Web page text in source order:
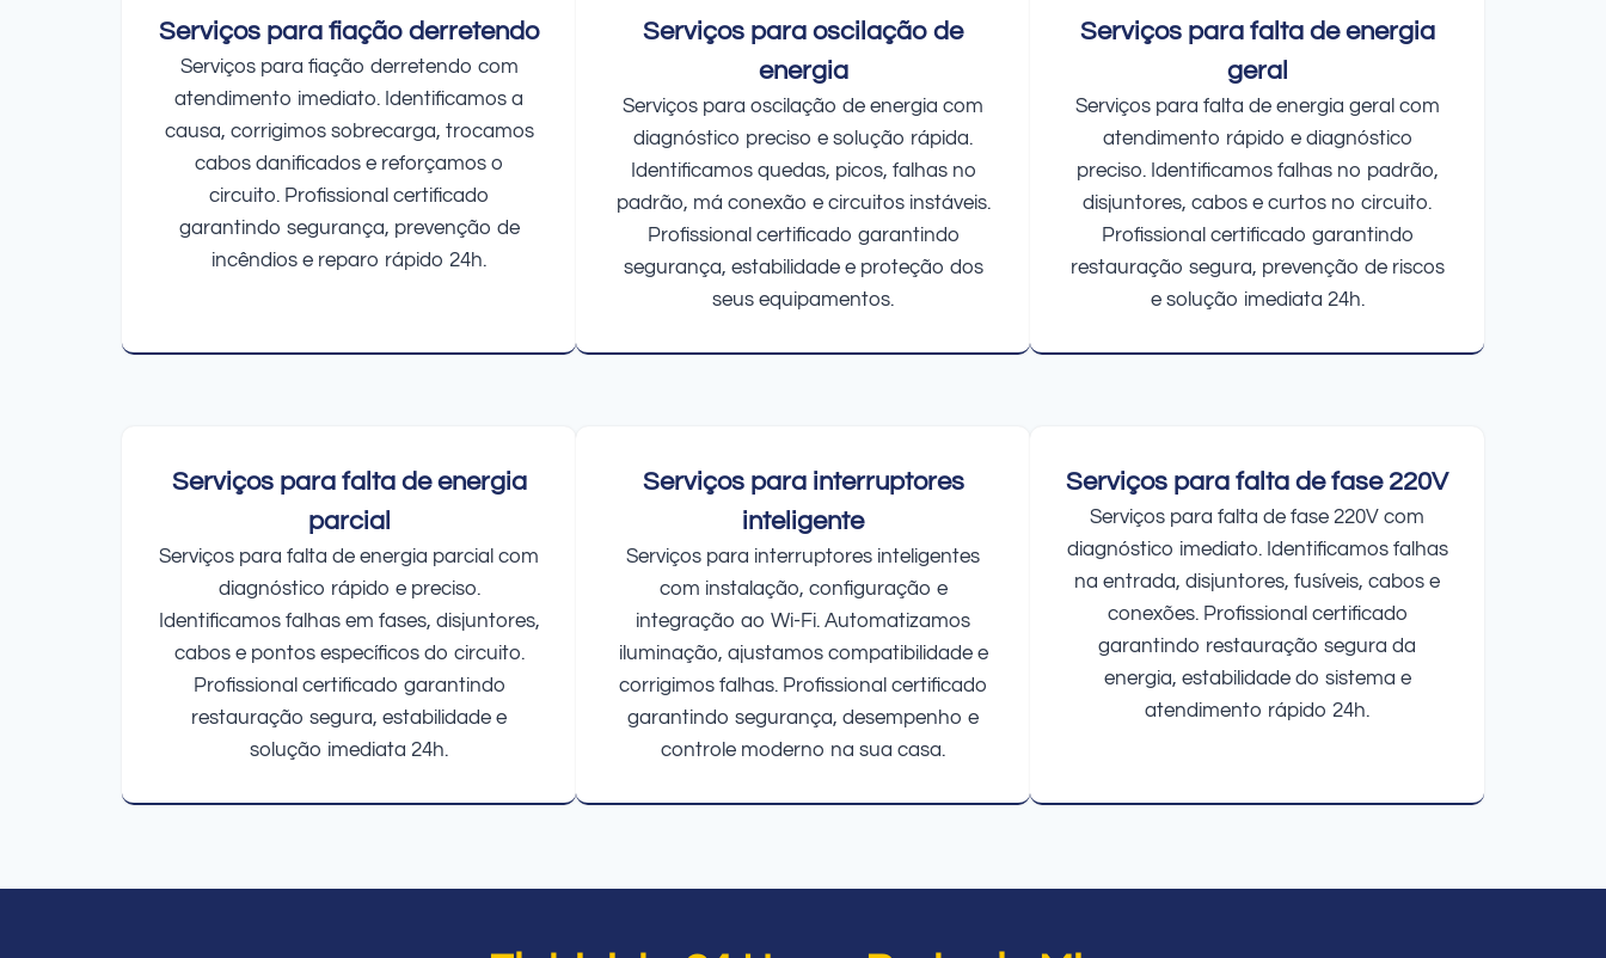
Serviços para fiação derretendo
Serviços para fiação derretendo com
atendimento imediato. Identificamos a
causa, corrigimos sobrecarga, trocamos
cabos danificados e reforçamos o
circuito. Profissional certificado
garantindo segurança, prevenção de
incêndios e reparo rápido 24h.
Serviços para oscilação de
energia
Serviços para oscilação de energia com
diagnóstico preciso e solução rápida.
Identificamos quedas, picos, falhas no
padrão, má conexão e circuitos instáveis.
Profissional certificado garantindo
segurança, estabilidade e proteção dos
seus equipamentos.
Serviços para falta de energia
geral
Serviços para falta de energia geral com
atendimento rápido e diagnóstico
preciso. Identificamos falhas no padrão,
disjuntores, cabos e curtos no circuito.
Profissional certificado garantindo
restauração segura, prevenção de riscos
e solução imediata 24h.
Serviços para falta de energia
parcial
Serviços para falta de energia parcial com
diagnóstico rápido e preciso.
Identificamos falhas em fases, disjuntores,
cabos e pontos específicos do circuito.
Profissional certificado garantindo
restauração segura, estabilidade e
solução imediata 24h.
Serviços para interruptores
inteligente
Serviços para interruptores inteligentes
com instalação, configuração e
integração ao Wi-Fi. Automatizamos
iluminação, ajustamos compatibilidade e
corrigimos falhas. Profissional certificado
garantindo segurança, desempenho e
controle moderno na sua casa.
Serviços para falta de fase 220V
Serviços para falta de fase 220V com
diagnóstico imediato. Identificamos falhas
na entrada, disjuntores, fusíveis, cabos e
conexões. Profissional certificado
garantindo restauração segura da
energia, estabilidade do sistema e
atendimento rápido 24h.